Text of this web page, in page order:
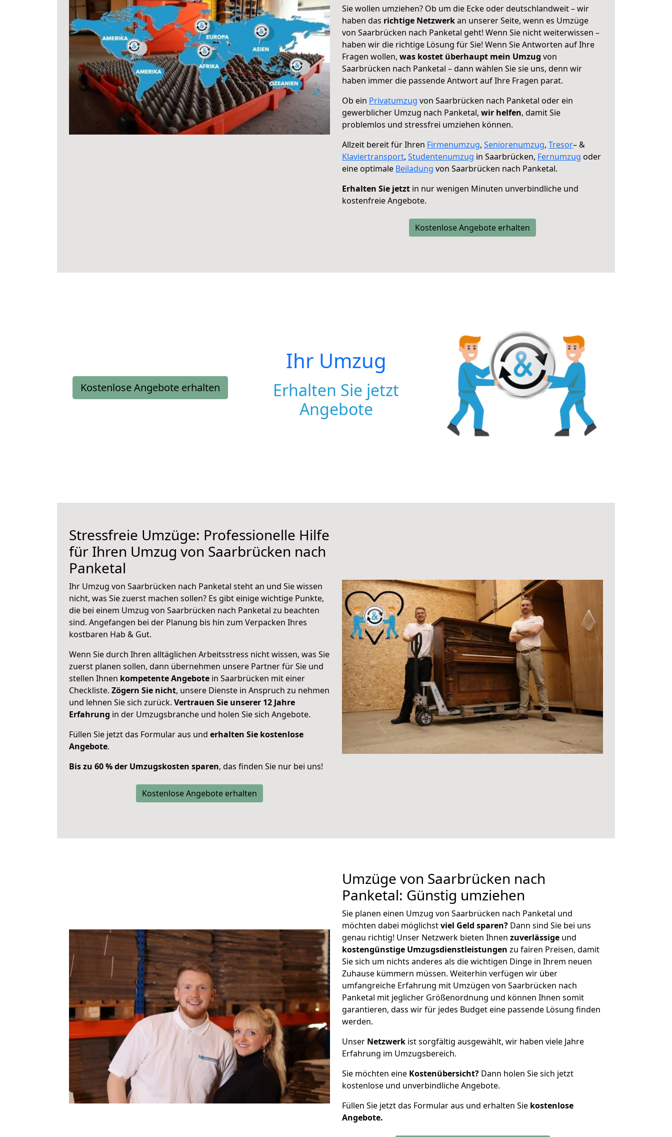
Sie wollen umziehen? Ob um die Ecke oder deutschlandweit – wir
haben das richtige Netzwerkan unserer Seite, wenn es Umzüge
von Saarbrücken nach Panketal geht! Wenn Sie nicht weiterwissen –
haben wir die richtige Lösung für Sie! Wenn Sie Antworten auf Ihre
Fragen wollen, was kostet überhaupt mein Umzug von
Saarbrücken nach Panketal – dann wählen Sie sie uns, denn wir
haben immer die passende Antwort auf Ihre Fragen parat.
Ob ein Privatumzug von Saarbrücken nach Panketal oder ein
gewerblicher Umzug nach Panketal, wir helfen, damit Sie
problemlos und stressfrei umziehen können.
Allzeit bereit für Ihren Firmenumzug, Seniorenumzug, Tresor– &
Klaviertransport, Studentenumzug in Saarbrücken, Fernumzug oder
eine optimale Beiladung von Saarbrücken nach Panketal.
Erhalten Sie jetzt in nur wenigen Minuten unverbindliche und
kostenfreie Angebote.
Kostenlose Angebote erhalten
Kostenlose Angebote erhalten
Ihr Umzug
Erhalten Sie jetzt
Angebote
Stressfreie Umzüge: Professionelle Hilfe
für Ihren Umzug von Saarbrücken nach
Panketal
Ihr Umzug von Saarbrücken nach Panketal steht an und Sie wissen
nicht, was Sie zuerst machen sollen? Es gibt einige wichtige Punkte,
die bei einem Umzug von Saarbrücken nach Panketal zu beachten
sind. Angefangen bei der Planung bis hin zum Verpacken Ihres
kostbaren Hab & Gut.
Wenn Sie durch Ihren alltäglichen Arbeitsstress nicht wissen, was Sie
zuerst planen sollen, dann übernehmen unsere Partner für Sie und
stellen Ihnen kompetente Angebote in Saarbrücken mit einer
Checkliste. Zögern Sie nicht, unsere Dienste in Anspruch zu nehmen
und lehnen Sie sich zurück. Vertrauen Sie unserer 12 Jahre
Erfahrung in der Umzugsbranche und holen Sie sich Angebote.
Füllen Sie jetzt das Formular aus und erhalten Sie kostenlose
Angebote.
Bis zu 60 % der Umzugskosten sparen, das finden Sie nur bei uns!
Kostenlose Angebote erhalten
Umzüge von Saarbrücken nach
Panketal: Günstig umziehen
Sie planen einen Umzug von Saarbrücken nach Panketal und
möchten dabei möglichstviel Geld sparen? Dann sind Sie bei uns
genau richtig! Unser Netzwerk bieten Ihnen zuverlässige und
kostengünstige Umzugsdienstleistungen zu fairen Preisen, damit
Sie sich um nichts anderes als die wichtigen Dinge in Ihrem neuen
Zuhause kümmern müssen. Weiterhin verfügen wir über
umfangreiche Erfahrung mit Umzügen von Saarbrücken nach
Panketal mit jeglicher Größenordnung und können Ihnen somit
garantieren, dass wir für jedes Budget eine passende Lösung finden
werden.
Unser Netzwerk ist sorgfältig ausgewählt, wir haben viele Jahre
Erfahrung im Umzugsbereich.
Sie möchten eine Kostenübersicht? Dann holen Sie sich jetzt
kostenlose und unverbindliche Angebote.
Füllen Sie jetzt das Formular aus und erhalten Sie kostenlose
Angebote.